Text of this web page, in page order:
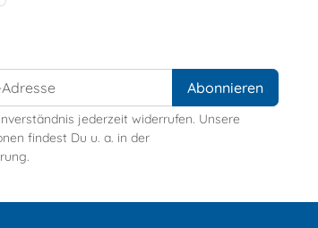
jederzeit widerrufen. Unsere
findest Du u. a. in der